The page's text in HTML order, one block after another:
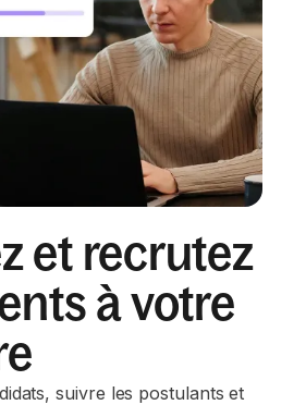
et recrutez
à votre
suivre les postulants et